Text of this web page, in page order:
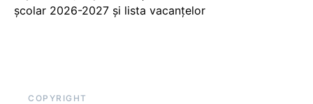
școlar 2026-2027 și lista vacanțelor
COPYRIGHT